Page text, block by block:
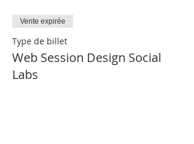
Vente expirée
Type de billet
Web Session Design Social
Labs